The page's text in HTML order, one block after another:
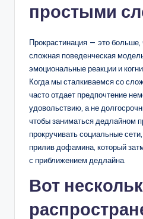
простыми
Прокрастинация — это больше,
сложная поведенческая
эмоциональные реакции и
Когда мы сталкиваемся со
часто отдает предпочтение
удовольствию, а не
чтобы заниматься дедлайном
прокручивать социальные
прилив дофамина, который
с приближением дедлайна.
Вот